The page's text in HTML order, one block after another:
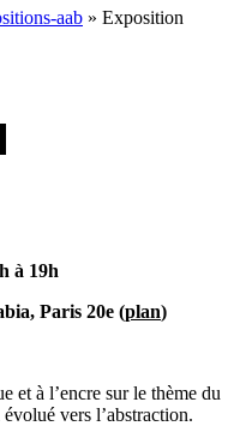
aab » Exposition
à 19h
Paris 20e (plan)
et à l’encre sur le thème du
vers l’abstraction.